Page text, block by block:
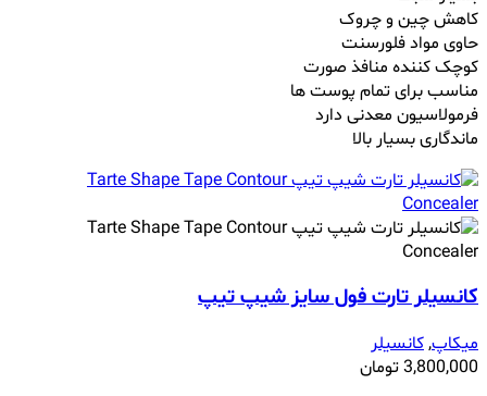
کاهش چین و چروک
حاوی مواد فلورسنت
کوچک کننده منافذ صورت
مناسب برای تمام پوست ها
فرمولاسیون معدنی دارد
ماندگاری بسیار بالا
کانسیلر تارت فول سایز شیپ تیپ
میکاپ,کانسیلر
3,800,000تومان